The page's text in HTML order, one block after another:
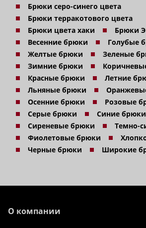
Брюки серо-синего цвета
Брюки терракотового цвета
Брюки цвета хаки
Брюки
Весенние брюки
Голубые
Желтые брюки
Зеленые
Зимние брюки
Красные брюки
Летние
Льняные брюки
Осенние брюки
Розовые
Серые брюки
Синие брюки
Сиреневые брюки
Темно-
Фиолетовые брюки
Черные брюки
Широкие
О компании